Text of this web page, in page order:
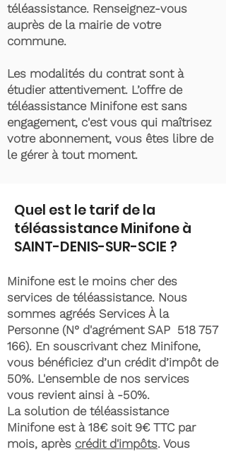
téléassistance. Renseignez-vous
auprès de la mairie de votre
commune.
Les modalités du contrat sont à
étudier attentivement. L’offre de
téléassistance Minifone est sans
engagement, c'est vous qui maîtrisez
votre abonnement, vous êtes libre de
le gérer à tout moment.
Quel est le tarif de la
téléassistance Minifone à
SAINT-DENIS-SUR-SCIE ?
Minifone est le moins cher des
services de téléassistance. Nous
sommes agréés Services À la
Personne (N° d'agrément SAP 518 757
166). En souscrivant chez Minifone,
vous bénéficiez d’un crédit d’impôt de
50%. L'ensemble de nos services
vous revient ainsi à -50%.
La solution de téléassistance
Minifone est à 18€ soit 9€ TTC par
mois, après crédit d'impôts. Vous